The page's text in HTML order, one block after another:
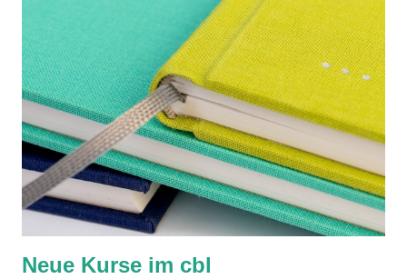
Neue Kurse im cbl